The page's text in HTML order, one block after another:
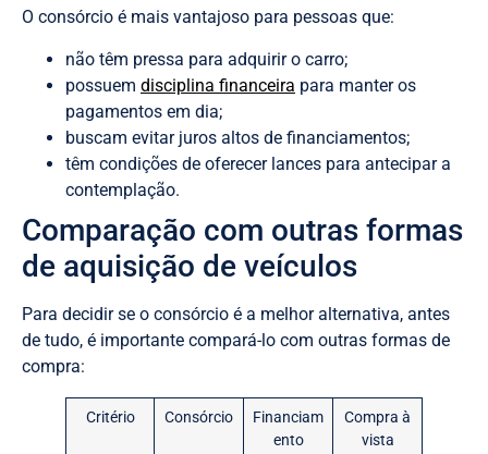
O consórcio é mais vantajoso para pessoas que:
não têm pressa para adquirir o carro;
possuem disciplina financeira para manter os
pagamentos em dia;
buscam evitar juros altos de financiamentos;
têm condições de oferecer lances para antecipar a
contemplação.
Comparação com outras formas
de aquisição de veículos
Para decidir se o consórcio é a melhor alternativa, antes
de tudo, é importante compará-lo com outras formas de
compra:
Critério Consórcio
Financiam
ento
Compra à
vista